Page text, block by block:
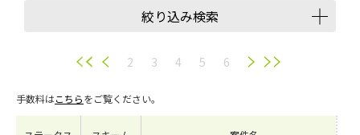
絞り込み検索
譲渡スキーム
会員数
2 3 4 5 6
手数料はこちらをご覧ください。